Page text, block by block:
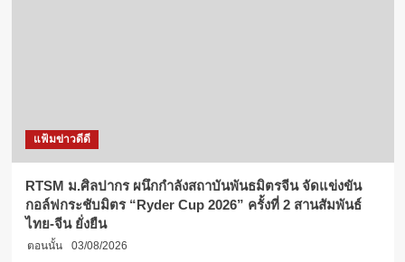
แฟ้มข่าวดีดี
RTSM ม.ศิลปากร ผนึกกำลังสถาบันพันธมิตรจีน จัดแข่งขัน
กอล์ฟกระชับมิตร “Ryder Cup 2026” ครั้งที่ 2 สานสัมพันธ์
ไทย-จีน ยั่งยืน
ตอนนั้น 03/08/2026